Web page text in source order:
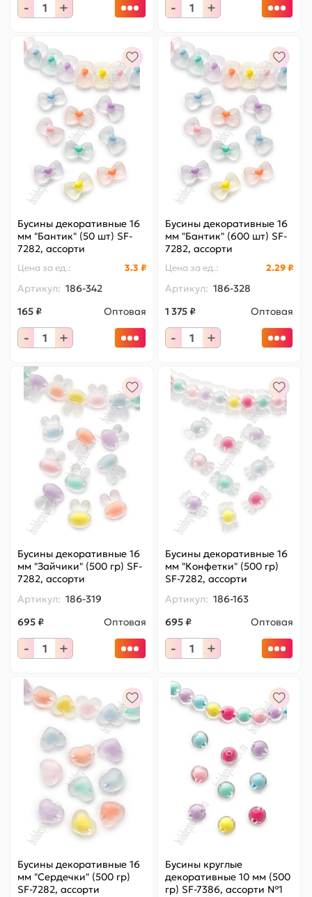
- + - +
Бусины декоративные 16
мм "Бантик" (50 шт) SF-
7282, ассорти
Цена за ед.: 3.3 ₽
Артикул: 186-342
165 ₽
Оптовая
- +
Бусины декоративные 16
мм "Бантик" (600 шт) SF-
7282, ассорти
Цена за ед.: 2.29 ₽
Артикул: 186-328
1 375 ₽
Оптовая
- +
Бусины декоративные 16
мм "Зайчики" (500 гр) SF-
7282, ассорти
Артикул: 186-319
695 ₽
Оптовая
- +
Бусины декоративные 16
мм "Конфетки" (500 гр)
SF-7282, ассорти
Артикул: 186-163
695 ₽
Оптовая
- +
Бусины декоративные 16
мм "Сердечки" (500 гр)
SF-7282, ассорти
Бусины круглые
декоративные 10 мм (500
гр) SF-7386, ассорти №1